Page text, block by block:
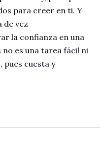
para creer en ti. Y
de vez
la confianza en una
no es una tarea fácil ni
pues cuesta y